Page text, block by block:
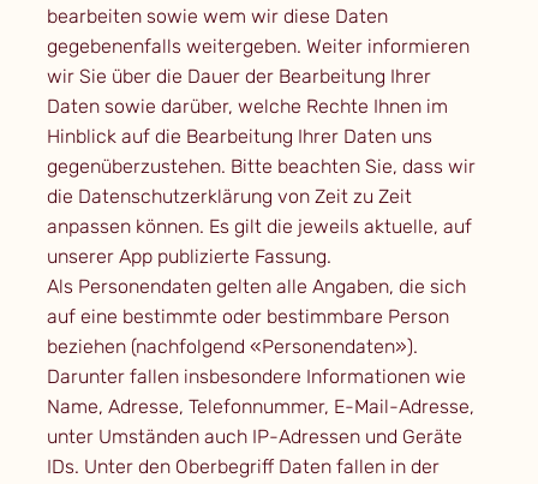
bearbeiten sowie wem wir diese Daten
gegebenenfalls weitergeben. Weiter informieren
wir Sie über die Dauer der Bearbeitung Ihrer
Daten sowie darüber, welche Rechte Ihnen im
Hinblick auf die Bearbeitung Ihrer Daten uns
gegenüberzustehen. Bitte beachten Sie, dass wir
die Datenschutzerklärung von Zeit zu Zeit
anpassen können. Es gilt die jeweils aktuelle, auf
unserer App publizierte Fassung.
Als Personendaten gelten alle Angaben, die sich
auf eine bestimmte oder bestimmbare Person
beziehen (nachfolgend «Personendaten»).
Darunter fallen insbesondere Informationen wie
Name, Adresse, Telefonnummer, E-Mail-Adresse,
unter Umständen auch IP-Adressen und Geräte
IDs. Unter den Oberbegriff Daten fallen in der